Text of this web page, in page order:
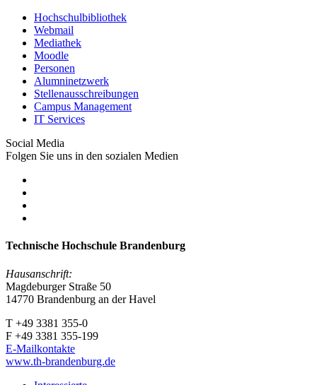
Hochschulbibliothek
Webmail
Mediathek
Moodle
Personen
Alumninetzwerk
Stellenausschreibungen
Campus Management
IT Services
Social Media
Folgen Sie uns in den sozialen Medien
Technische Hochschule Brandenburg
Hausanschrift:
Magdeburger Straße 50
14770 Brandenburg an der Havel
T +49 3381 355-0
F +49 3381 355-199
E-Mailkontakte
www.th-brandenburg.de